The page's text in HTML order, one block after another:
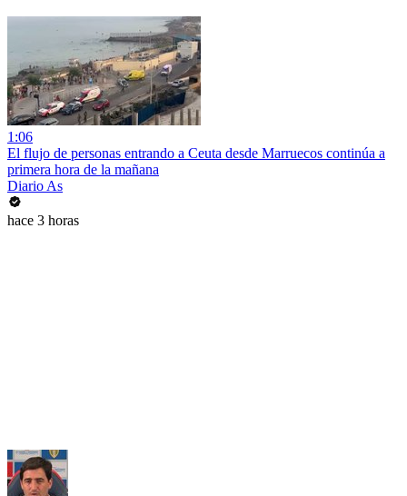
1:06
El flujo de personas entrando a Ceuta desde Marruecos continúa a
primera hora de la mañana
Diario As
hace 3 horas